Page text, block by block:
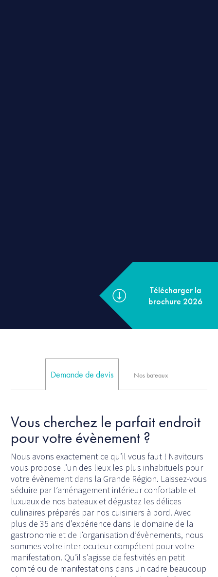
Télécharger
brochure
Demande de devis Nos bateaux
Vous cherchez le parfait endroit
pour votre évènement ?
Nous avons exactement ce qu’il vous faut ! Navitours
vous propose l’un des lieux les plus inhabituels pour
votre évènement dans la Grande Région. Laissez-vous
séduire par l’aménagement intérieur confortable et
luxueux de nos bateaux et dégustez les délices
culinaires préparés par nos cuisiniers à bord. Avec
plus de 35 ans d’expérience dans le domaine de la
gastronomie et de l’organisation d’évènements, nous
sommes votre interlocuteur compétent pour votre
manifestation. Qu’il s’agisse de festivités en petit
comité ou de manifestations dans un cadre beaucoup